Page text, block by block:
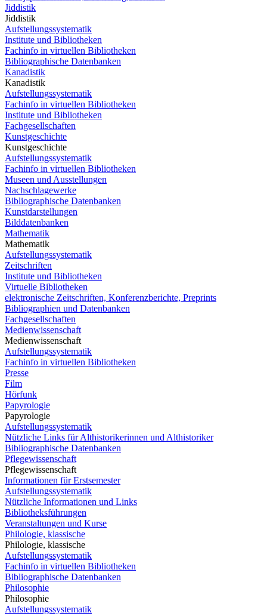
Jiddistik
Jiddistik
Aufstellungssystematik
Institute und Bibliotheken
Fachinfo in virtuellen Bibliotheken
Bibliographische Datenbanken
Kanadistik
Kanadistik
Aufstellungssystematik
Fachinfo in virtuellen Bibliotheken
Institute und Bibliotheken
Fachgesellschaften
Kunstgeschichte
Kunstgeschichte
Aufstellungssystematik
Fachinfo in virtuellen Bibliotheken
Museen und Ausstellungen
Nachschlagewerke
Bibliographische Datenbanken
Kunstdarstellungen
Bilddatenbanken
Mathematik
Mathematik
Aufstellungssystematik
Zeitschriften
Institute und Bibliotheken
Virtuelle Bibliotheken
elektronische Zeitschriften, Konferenzberichte, Preprints
Bibliographien und Datenbanken
Fachgesellschaften
Medienwissenschaft
Medienwissenschaft
Aufstellungssystematik
Fachinfo in virtuellen Bibliotheken
Presse
Film
Hörfunk
Papyrologie
Papyrologie
Aufstellungssystematik
Nützliche Links für Althistorikerinnen und Althistoriker
Bibliographische Datenbanken
Pflegewissenschaft
Pflegewissenschaft
Informationen für Erstsemester
Aufstellungssystematik
Nützliche Informationen und Links
Bibliotheksführungen
Veranstaltungen und Kurse
Philologie, klassische
Philologie, klassische
Aufstellungssystematik
Fachinfo in virtuellen Bibliotheken
Bibliographische Datenbanken
Philosophie
Philosophie
Aufstellungssystematik